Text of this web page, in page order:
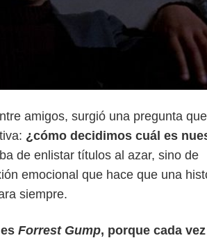
amigos, surgió una pregunta que
¿cómo decidimos cuál es
de enlistar títulos al azar, sino de
emocional que hace que una
siempre.
Forrest Gump, porque cada